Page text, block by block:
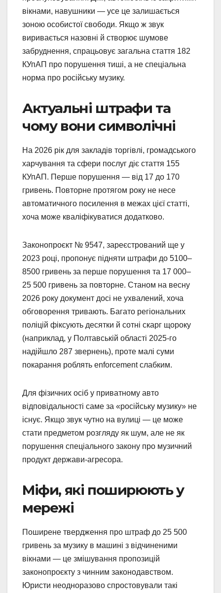
вікнами, навушники — усе це залишається
зоною особистої свободи. Якщо ж звук
виривається назовні й створює шумове
забруднення, спрацьовує загальна стаття 182
КУпАП про порушення тиші, а не спеціальна
норма про російську музику.
Актуальні штрафи та
чому вони символічні
На 2026 рік для закладів торгівлі, громадського
харчування та сфери послуг діє стаття 155
КУпАП. Перше порушення — від 17 до 170
гривень. Повторне протягом року не несе
автоматичного посилення в межах цієї статті,
хоча може кваліфікуватися додатково.
Законопроєкт № 9547, зареєстрований ще у
2023 році, пропонує підняти штрафи до 5100–
8500 гривень за перше порушення та 17 000–
25 500 гривень за повторне. Станом на весну
2026 року документ досі не ухвалений, хоча
обговорення тривають. Багато регіональних
поліцій фіксують десятки й сотні скарг щороку
(наприклад, у Полтавській області 2025-го
надійшло 287 звернень), проте малі суми
покарання роблять enforcement слабким.
Для фізичних осіб у приватному авто
відповідальності саме за «російську музику» не
існує. Якщо звук чутно на вулиці — це може
стати предметом розгляду як шум, але не як
порушення спеціального закону про музичний
продукт держави-агресора.
Міфи, які поширюють у
мережі
Поширене твердження про штраф до 25 500
гривень за музику в машині з відчиненими
вікнами — це змішування пропозицій
законопроєкту з чинним законодавством.
Юристи неодноразово спростовували такі